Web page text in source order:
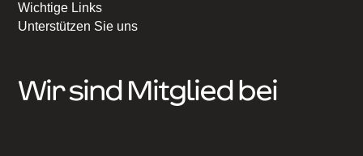
Wichtige Links
Unterstützen Sie uns
Wir sind Mitglied bei